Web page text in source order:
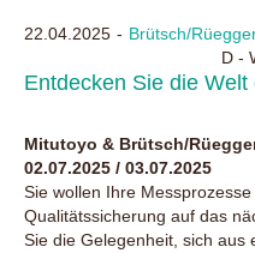
22.04.2025
Brütsch/
D -
Entdecken Sie die
Mitutoyo & Brütsch/
02.07.2025 / 03.07.2025
Sie wollen Ihre
Qualitätssicherung auf das
Sie die Gelegenheit, sich aus